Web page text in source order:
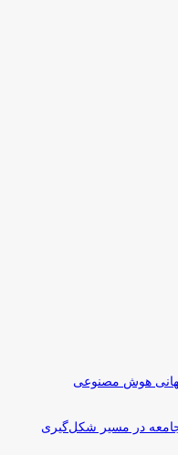
جامعه در مسیر شکل‌گیری